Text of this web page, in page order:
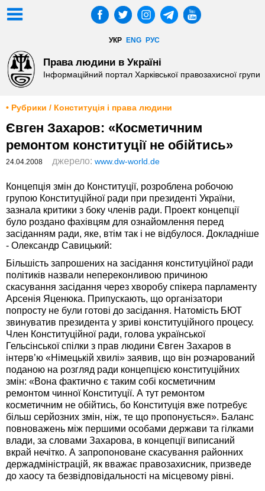
УКР ENG РУС
Права людини в Україні
Інформаційний портал Харківської правозахисної групи
• Рубрики / Конституція і права людини
Євген Захаров: «Косметичним
ремонтом конституції не обійтись»
24.04.2008 джерело: www.dw-world.de
Концепція змін до Конституції, розроблена робочою
групою Конституційної ради при президенті України,
зазнала критики з боку членів ради. Проект концепції
було роздано фахівцям для ознайомлення перед
засіданням ради, яке, втім так і не відбулося. Докладніше
- Олександр Савицький:
Більшість запрошених на засідання конституційної ради
політиків назвали непереконливою причиною
скасування засідання через хворобу спікера парламенту
Арсенія Яценюка. Припускають, що організатори
попросту не були готові до засідання. Натомість БЮТ
звинуватив президента у зриві конституційного процесу.
Член Конституційної ради, голова української
Гельсінської спілки з прав людини Євген Захаров в
інтерв’ю «Німецькій хвилі» заявив, що він розчарований
поданою на розгляд ради концепцією конституційних
змін: «Вона фактично є таким собі косметичним
ремонтом чинної Конституції. А тут ремонтом
косметичним не обійтись, бо Конституція вже потребує
більш серйозних змін, ніж, те що пропонується». Баланс
повноважень між першими особами держави та гілками
влади, за словами Захарова, в концепції виписаний
вкрай нечітко. А запропоноване скасування районних
держадміністрацій, як вважає правозахисник, призведе
до хаосу та безвідповідальності на місцевому рівні.